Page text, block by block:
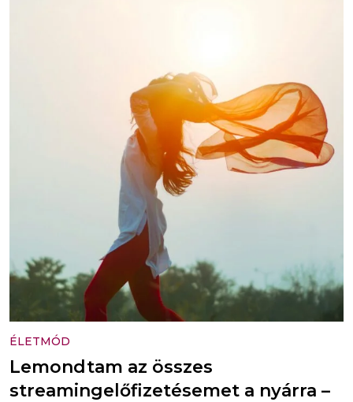
ÉLETMÓD
Lemondtam az összes
streamingelőfizetésemet a nyárra –